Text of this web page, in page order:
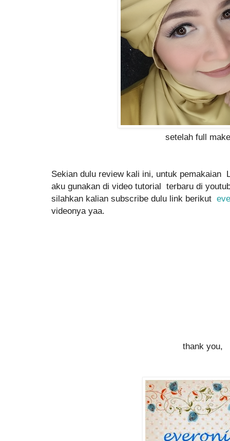
setelah full
Sekian dulu review kali ini, untuk pemakaian
aku gunakan di video tutorial terbaru di
silahkan kalian subscribe dulu link berikut
videonya yaa.
thank you,